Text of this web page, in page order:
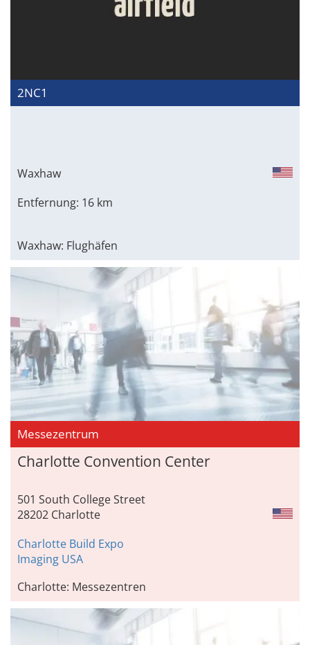
2NC1
Waxhaw
Entfernung: 16 km
Waxhaw: Flughäfen
Messezentrum
Charlotte Convention Center
501 South College Street
28202 Charlotte
Charlotte Build Expo
Imaging USA
Charlotte: Messezentren